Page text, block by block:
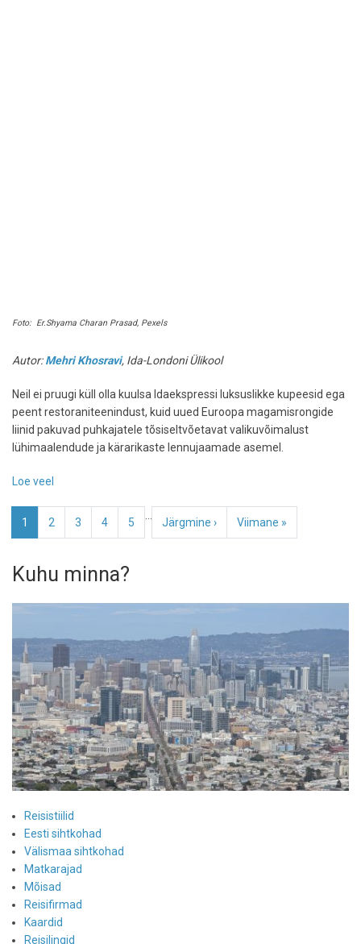
Foto: Er.Shyama Charan Prasad, Pexels
Autor:Mehri Khosravi, Ida-Londoni Ülikool
Neil ei pruugi küll olla kuulsa Idaekspressi luksuslikke kupeesid ega
peent restoraniteenindust, kuid uued Euroopa magamisrongide
liinid pakuvad puhkajatele tõsiseltvõetavat valikuvõimalust
lühimaalendude ja kärarikaste lennujaamade asemel.
Loe veel
otse
öised
on
uus
roheline
tõusev
trend
Pagination
Eesolev
leht
1 Page
2 Page
3 Page
4 Page
5
Järgmine
leht
Järgmine ›
Viimane
leht
Viimane »
Kuhu minna?
Reisistiilid
Eesti sihtkohad
Välismaa sihtkohad
Matkarajad
Mõisad
Reisifirmad
Kaardid
Reisilingid